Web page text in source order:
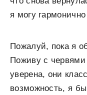
я могу
Пожалуй, пока я
Поживу с
уверена, они
возможность, я